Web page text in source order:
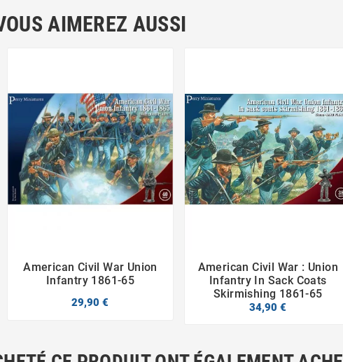
AIMEREZ AUSSI
 
American Civil War Union
Infantry 1861-65
29,90 €
 
American Civil War : Union
Infantry In Sack Coats
Skirmishing 1861-65
34,90 €